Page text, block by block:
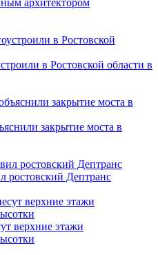
в Ростовской области в
закрытие моста в
ростовский Дептранс
верхние этажи